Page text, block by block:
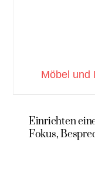
Möbel und
Einrichten
Fokus,